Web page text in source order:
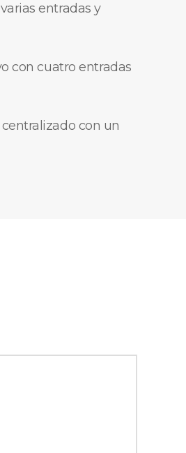
entradas y
con cuatro entradas
con un